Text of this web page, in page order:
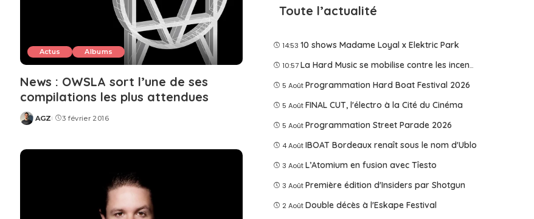
Actus Albums
News : OWSLA sort l’une de ses
compilations les plus attendues
Posted
AGZ 3 février 2016
Toute l’actualité
14:53 10 shows Madame Loyal x Elektric Park
10:57 La Hard Music se mobilise contre les incendies
5 Août Programmation Hard Boat Festival 2026
5 Août FINAL CUT, l'électro à la Cité du Cinéma
5 Août Programmation Street Parade 2026
4 Août IBOAT Bordeaux renaît sous le nom d'Ublo
3 Août L’Atomium en fusion avec Tîesto
3 Août Première édition d'Insiders par Shotgun
2 Août Double décès à l'Eskape Festival